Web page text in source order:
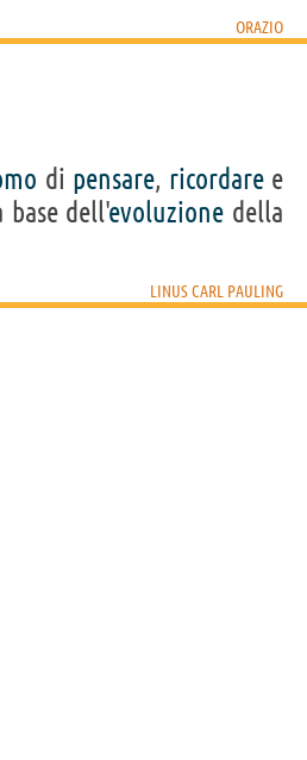
ORAZIO
di pensare, ricordaree
base dell'evoluzione della
LINUS CARL PAULING